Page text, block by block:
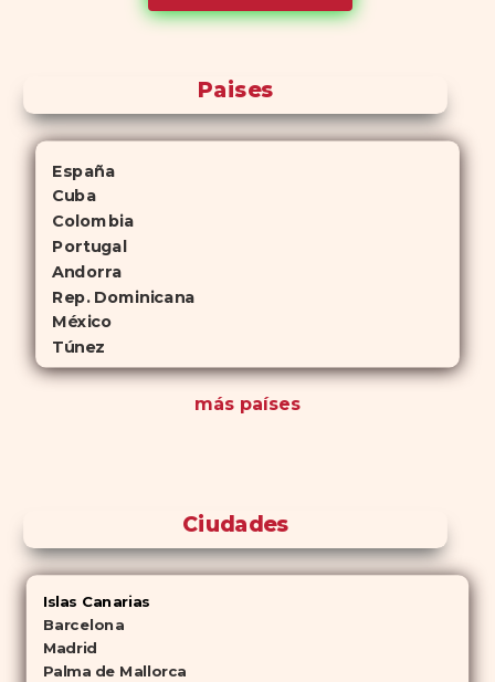
Paises
España
Cuba
Colombia
Portugal
Andorra
Rep. Dominicana
México
Túnez
más países
Ciudades
Islas Canarias
Barcelona
Madrid
Palma de Mallorca